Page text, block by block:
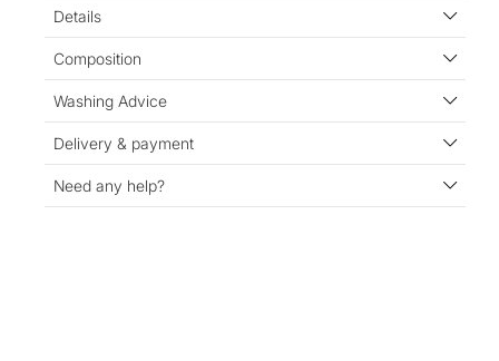
Details
Composition
Washing Advice
Delivery & payment
Need any help?